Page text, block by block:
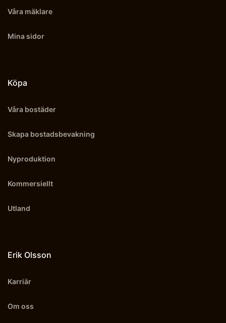
Våra mäklare
Mina sidor
Köpa
Våra bostäder
Skapa bostadsbevakning
Nyproduktion
Kommersiellt
Utland
Erik Olsson
Karriär
Om oss